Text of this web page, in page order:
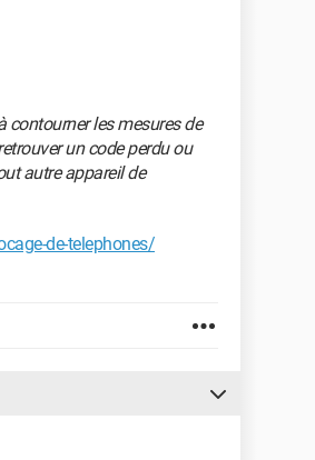
contourner les mesures de
un code perdu ou
autre appareil de
de-telephones/